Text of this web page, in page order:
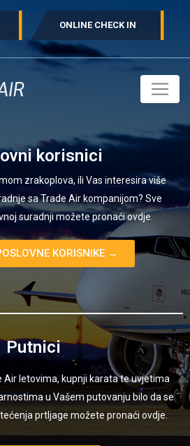
ONLINE CHECK IN
korisnici
zrakoplova, ili Vas interesira više
sa Trade Air kompanijom? Sve
suradnji možete pronaći ovdje.
KORISNIKE →
Putnici
Air letovima, kupnji karata te uvjetima
u Vašem putovanju bilo da se
prtljage možete pronaći ovdje.